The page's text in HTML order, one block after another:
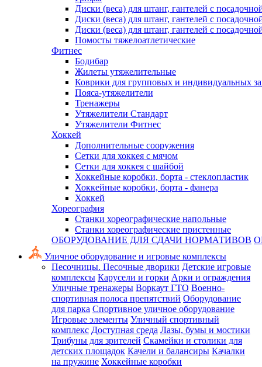
Диски (веса) для штанг, гантелей с
Диски (веса) для штанг, гантелей с
Диски (веса) для штанг, гантелей с
Помосты тяжелоатлетические
Фитнес
Бодибар
Жилеты утяжелительные
Коврики для групповых и индивидуальных
Пояса-утяжелители
Тренажеры
Утяжелители Стандарт
Утяжелители Фитнес
Хоккей
Дополнительные сооружения
Сетки для хоккея с мячом
Сетки для хоккея с шайбой
Хоккейные коробки, борта - стеклопластик
Хоккейные коробки, борта - фанера
Хоккей
Хореография
Станки хореографические напольные
Станки хореографические пристенные
ОБОРУДОВАНИЕ ДЛЯ СДАЧИ НОРМАТИВОВ
Уличное оборудование и игровые комплексы
Песочницы. Песочные дворики Детские игровые
комплексы Карусели и горки Арки и ограждения
Уличные тренажеры Воркаут ГТО Военно-
спортивная полоса препятствий Оборудование
для парка Спортивное уличное оборудование
Игровые элементы Уличный спортивный
комплекс Доступная среда Лазы, бумы и мостики
Трибуны для зрителей Скамейки и столики для
детских площадок Качели и балансиры Качалки
на пружине Хоккейные коробки